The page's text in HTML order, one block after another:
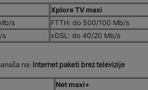
Xplore TV maxi
s
FTTH: do 500/100 Mb/s
s
xDSL: do 40/20 Mb/s
na: Internet paketi brez televizije
Net maxi+